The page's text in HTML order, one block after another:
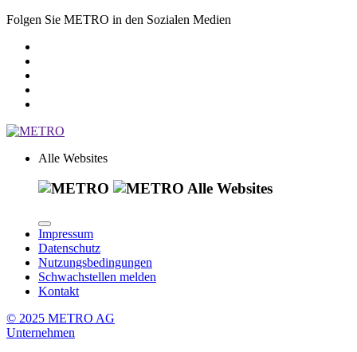
Folgen Sie METRO in den Sozialen Medien
Alle Websites
Alle Websites
Impressum
Datenschutz
Nutzungsbedingungen
Schwachstellen melden
Kontakt
© 2025 METRO AG
Unternehmen